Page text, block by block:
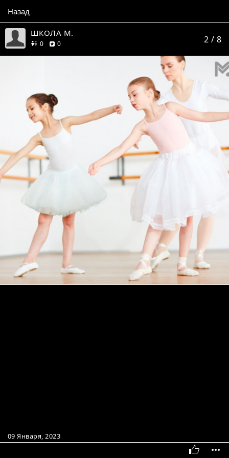
Назад
ШКОЛА М.
0друзей
0отзывов 2 / 8
09 Января, 2023